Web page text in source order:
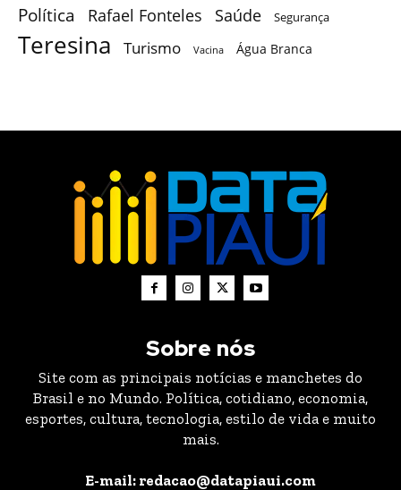
Política Rafael Fonteles Saúde Segurança
Teresina Turismo Vacina Água Branca
Sobre nós
Site com as principais notícias e manchetes do
Brasil e no Mundo. Política, cotidiano, economia,
esportes, cultura, tecnologia, estilo de vida e muito
mais.
E-mail: redacao@datapiaui.com